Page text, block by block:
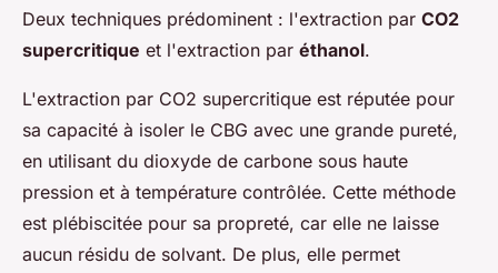
Deux techniques prédominent : l'extraction par CO2
supercritique et l'extraction par éthanol.
L'extraction par CO2 supercritique est réputée pour
sa capacité à isoler le CBG avec une grande pureté,
en utilisant du dioxyde de carbone sous haute
pression et à température contrôlée. Cette méthode
est plébiscitée pour sa propreté, car elle ne laisse
aucun résidu de solvant. De plus, elle permet